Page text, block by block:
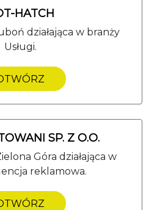
HATCH
działająca w branży
Usługi.
SP. Z O.O.
Góra działająca w
reklamowa.